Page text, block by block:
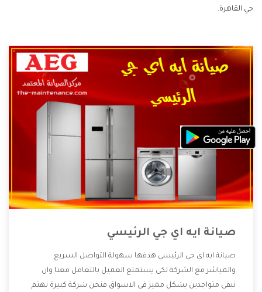
جي القاهرة.
صيانة ايه اي جي الرئيسي
صيانة ايه اي جي الرئيسي هدفها سهولة التواصل السريع
والمباشر مع الشركة لكى يستمتع العميل بالتعامل معنا وان
نبقى متواجدين بشكل مميز فى الاسواق فنحن شركة كبيرة نهتم